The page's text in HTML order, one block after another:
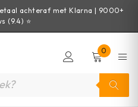
achteraf met Klarna | 9000+
(9.4) ⭐
0